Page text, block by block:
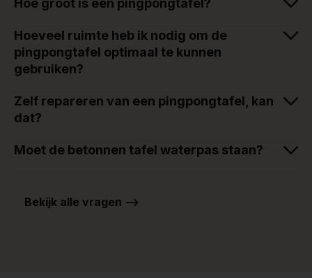
Hoe groot is een pingpongtafel?
Hoeveel ruimte heb ik nodig om de
pingpongtafel optimaal te kunnen
gebruiken?
Zelf repareren van een pingpongtafel, kan
dat?
Moet de betonnen tafel waterpas staan?
Bekijk alle vragen -->